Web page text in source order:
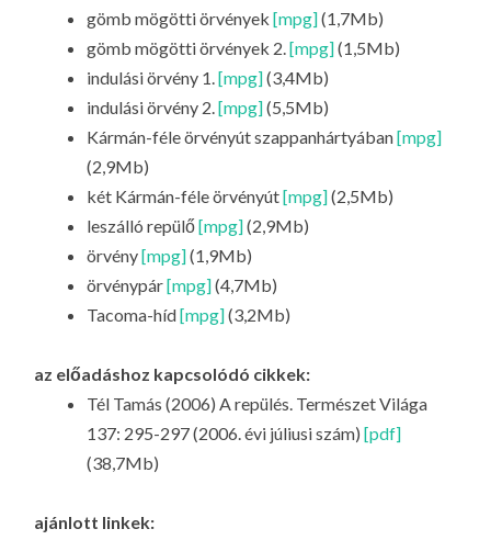
gömb mögötti örvények[mpg](1,7Mb)
gömb mögötti örvények 2.[mpg](1,5Mb)
indulási örvény 1.[mpg](3,4Mb)
indulási örvény 2.[mpg](5,5Mb)
Kármán-féle örvényút szappanhártyában[mpg]
(2,9Mb)
két Kármán-féle örvényút[mpg](2,5Mb)
leszálló repülő[mpg](2,9Mb)
örvény[mpg](1,9Mb)
örvénypár[mpg](4,7Mb)
Tacoma-híd[mpg](3,2Mb)
az előadáshoz kapcsolódó cikkek:
Tél Tamás (2006) A repülés. Természet Világa
137: 295-297 (2006. évi júliusi szám)[pdf]
(38,7Mb)
ajánlott linkek: